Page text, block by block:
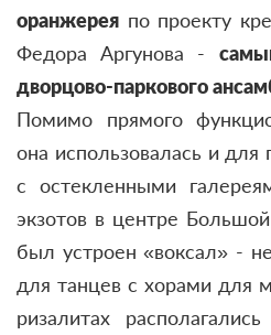
оранжерея по проекту
Федора Аргунова -
дворцово-паркового
Помимо прямого
она использовалась и для
с остекленными
экзотов в центре
был устроен «воксал» -
для танцев с хорами для
ризалитах